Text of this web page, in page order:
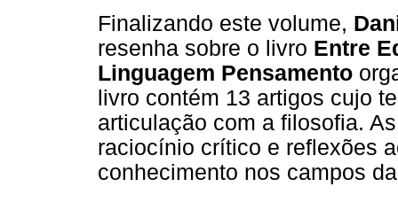
Finalizando este volume,
resenha sobre o livro Entre
Linguagem Pensamento
livro contém 13 artigos cujo
articulação com a filosofia.
raciocínio crítico e reflexões
conhecimento nos campos